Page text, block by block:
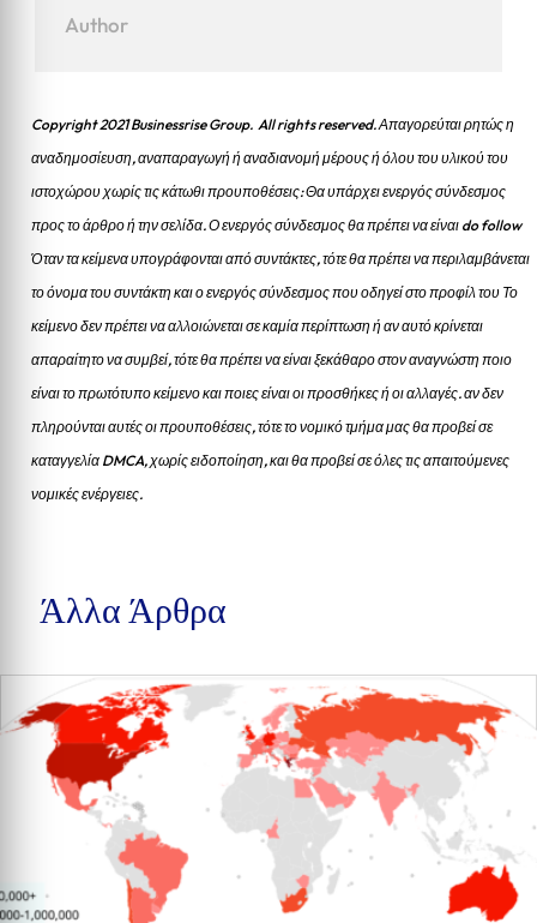
Author
Copyright 2021 Businessrise Group. All rights reserved. Απαγορεύται ρητώς η
αναδημοσίευση, αναπαραγωγή ή αναδιανομή μέρους ή όλου του υλικού του
ιστοχώρου χωρίς τις κάτωθι προυποθέσεις: Θα υπάρχει ενεργός σύνδεσμος
προς το άρθρο ή την σελίδα.Ο ενεργός σύνδεσμος θα πρέπει να είναι do follow
Όταν τα κείμενα υπογράφονται από συντάκτες, τότε θα πρέπει να περιλαμβάνεται
το όνομα του συντάκτη και ο ενεργός σύνδεσμος που οδηγεί στο προφίλ του Το
κείμενο δεν πρέπει να αλλοιώνεται σε καμία περίπτωση ή αν αυτό κρίνεται
απαραίτητο να συμβεί, τότε θα πρέπει να είναι ξεκάθαρο στον αναγνώστη ποιο
είναι το πρωτότυπο κείμενο και ποιες είναι οι προσθήκες ή οι αλλαγές. αν δεν
πληρούνται αυτές οι προυποθέσεις, τότε το νομικό τμήμα μας θα προβεί σε
καταγγελία DMCA, χωρίς ειδοποίηση, και θα προβεί σε όλες τις απαιτούμενες
νομικές ενέργειες.
Άλλα Άρθρα